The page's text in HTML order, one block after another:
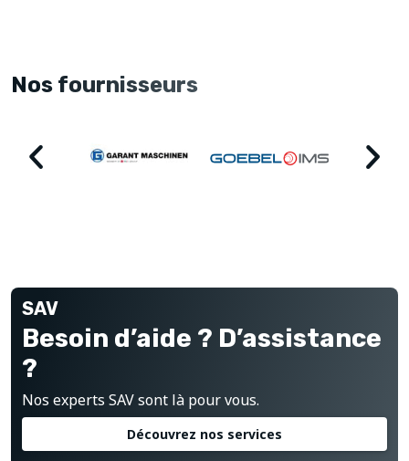
Nos fournisseurs
SAV
Besoin d’aide ? D’assistance
?
Nos experts SAV sont là pour vous.
Découvrez nos services